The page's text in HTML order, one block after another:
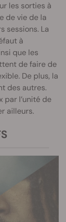
les sorties à
de vie de la
sessions. La
à
que les
de faire de
De plus, la
des autres.
par l’unité de
ailleurs.